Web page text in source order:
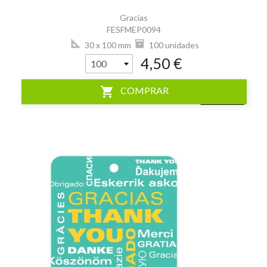
Gracias
FESFMEP0094
30 x 100 mm
100 unidades
4,50 €
shopping_cart COMPRAR